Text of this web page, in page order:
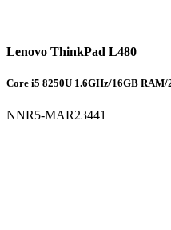
Lenovo ThinkPad L480
Core i5 8250U 1.6GHz/16GB
NNR5-MAR23441